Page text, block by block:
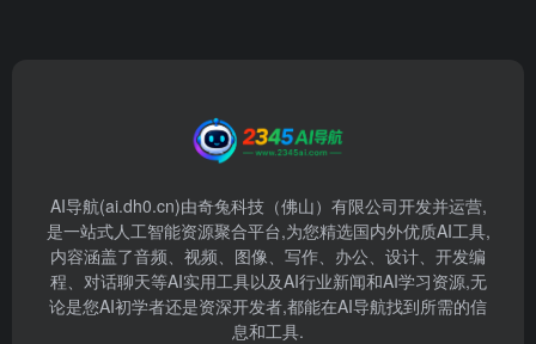
AI导航(ai.dh0.cn)由奇兔科技（佛山）有限公司开发并运营,
是一站式人工智能资源聚合平台,为您精选国内外优质AI工具,
内容涵盖了音频、视频、图像、写作、办公、设计、开发编
程、对话聊天等AI实用工具以及AI行业新闻和AI学习资源,无
论是您AI初学者还是资深开发者,都能在AI导航找到所需的信
息和工具.